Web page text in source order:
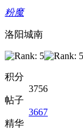
粉魔
洛阳城南
积分
3756
帖子
3667
精华